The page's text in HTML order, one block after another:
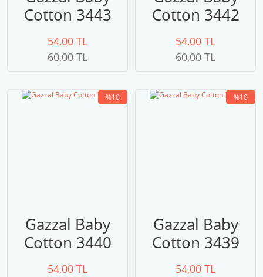
Cotton 3443
54,00 TL
60,00 TL
Cotton 3442
54,00 TL
60,00 TL
%10
Gazzal Baby
Cotton 3440
54,00 TL
%10
Gazzal Baby
Cotton 3439
54,00 TL